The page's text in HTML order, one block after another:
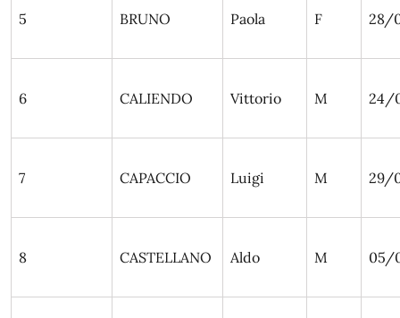
5 BRUNO Paola F 28/
6 CALIENDO Vittorio M 24/
7 CAPACCIO Luigi M 29/
8 CASTELLANO Aldo M 05/